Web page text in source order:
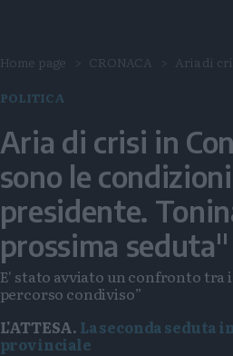
Home page CRONACA Aria di
POLITICA
Aria di crisi in
sono le
presidente.
prossima seduta"
E' stato avviato un confronto tra
percorso condiviso”
L'ATTESA. La seconda seduta
provinciale